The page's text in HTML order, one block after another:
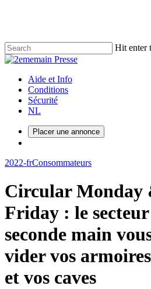
content
Hit enter
Close
Menu
Aide et Info
Conditions
Sécurité
NL
Placer une annonce
2022-frConsommateurs
Circular Monday
Friday : le
seconde main
vider vos
et vos caves